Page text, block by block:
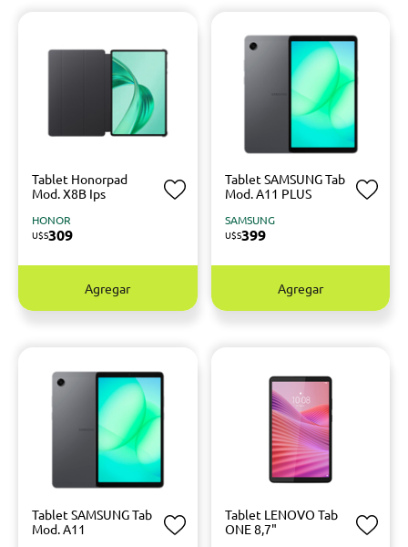
Tablet Honorpad
Mod. X8B Ips
HONOR
U$S309
Agregar
Tablet SAMSUNG Tab
Mod. A11 PLUS
SAMSUNG
U$S399
Agregar
Tablet SAMSUNG Tab
Mod. A11
Tablet LENOVO Tab
ONE 8,7"